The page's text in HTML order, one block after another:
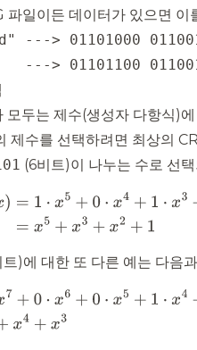
파일이든 데이터가 있으면 이
---> 01101100
모두는 제수(생성자 다항식)
제수를 선택하려면 최상의
(6비트)이 나누는 수로 선
)에 대한 또 다른 예는 다음